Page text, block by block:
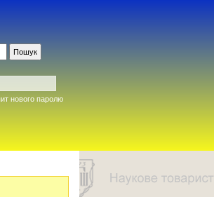
нового паролю